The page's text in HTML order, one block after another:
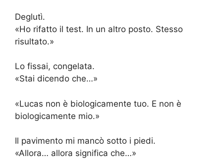
Deglutì.
«Ho rifatto il test. In un altro posto. Stesso
risultato.»
Lo fissai, congelata.
«Stai dicendo che…»
«Lucas non è biologicamente tuo. E non è
biologicamente mio.»
Il pavimento mi mancò sotto i piedi.
«Allora… allora significa che…»